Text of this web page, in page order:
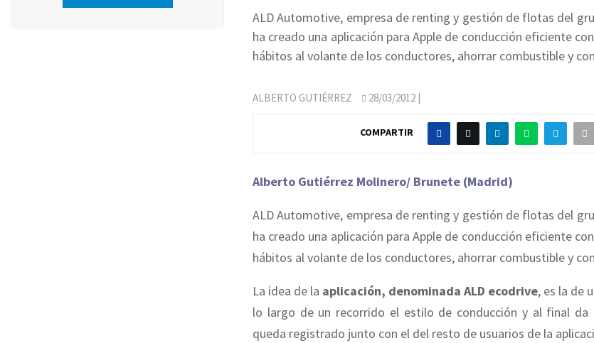
ALD Automotive, empresa de renting y gestión de flotas del
ha creado una aplicación para Apple de conducción eficiente
hábitos al volante de los conductores, ahorrar combustible y
ALBERTO GUTIÉRREZ 28/03/2012 |
COMPARTIR
Alberto Gutiérrez Molinero/ Brunete (Madrid)
ALD Automotive, empresa de renting y gestión de flotas del
ha creado una aplicación para Apple de conducción eficiente
hábitos al volante de los conductores, ahorrar combustible y
La idea de la aplicación, denominada ALD ecodrive, es la de
lo largo de un recorrido el estilo de conducción y al final da
queda registrado junto con el del resto de usuarios de la